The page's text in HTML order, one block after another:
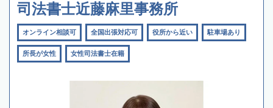
司法書士近藤麻里事務所
オンライン相談可 全国出張対応可 役所から近い 駐車場あり
所長が女性 女性司法書士在籍